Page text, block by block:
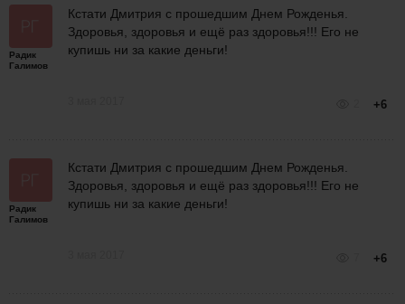
Радик
Галимов
Кстати Дмитрия с прошедшим Днем Рожденья.
Здоровья, здоровья и ещё раз здоровья!!! Его не
купишь ни за какие деньги!
+6
Радик
Галимов
Кстати Дмитрия с прошедшим Днем Рожденья.
Здоровья, здоровья и ещё раз здоровья!!! Его не
купишь ни за какие деньги!
+6